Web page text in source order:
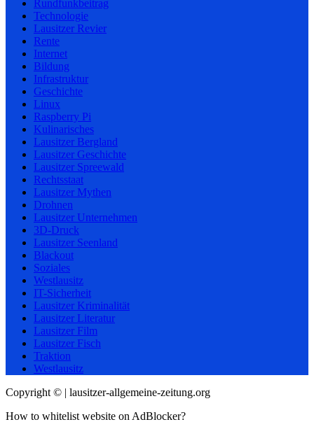
Rundfunkbeitrag
Technologie
Lausitzer Revier
Rente
Internet
Bildung
Infrastruktur
Geschichte
Linux
Raspberry Pi
Kulinarisches
Lausitzer Bergland
Lausitzer Geschichte
Lausitzer Spreewald
Rechtsstaat
Lausitzer Mythen
Drohnen
Lausitzer Unternehmen
3D-Druck
Lausitzer Seenland
Blackout
Soziales
Westlausitz
IT-Sicherheit
Lausitzer Kriminalität
Lausitzer Literatur
Lausitzer Film
Lausitzer Fisch
Traktion
Westlausitz
Copyright © | lausitzer-allgemeine-zeitung.org
How to whitelist website on AdBlocker?